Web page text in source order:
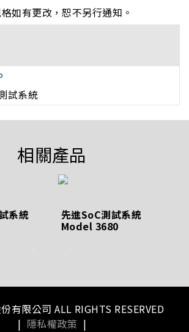
如有更改，恕不另行通知。
試系統
相關產品
系統 先進SoC測試系統
Model 3680
有限公司 ALL RIGHTS RESERVED
| 隱私權政策 |